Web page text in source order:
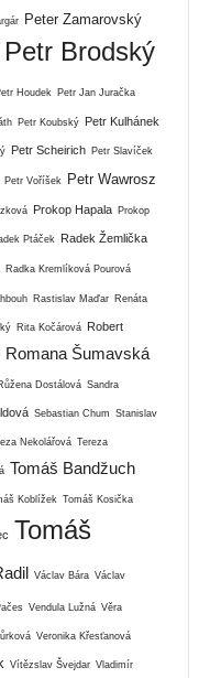
Peter Zamarovský
Petr Brodský
Houdek Petr Jan Juračka
Petr Koubský Petr Kulhánek
Petr Scheirich Petr Slavíček
Petr Voříšek
Petr Wawrosz
Prokop Hapala Prokop
Ptáček Radek Žemlička
Radka Kremlíková Pourová
Rastislav Maďar Renáta
Rita Kočárová Robert
Romana Šumavská
Dostálová Sandra
Sebastian Chum Stanislav
Nekolářová Tereza
Tomáš Bandžuch
Koblížek Tomáš Kosička
Tomáš
Václav Bára Václav
Vendula Lužná Věra
Veronika Křesťanová
Vítězslav Švejdar Vladimír